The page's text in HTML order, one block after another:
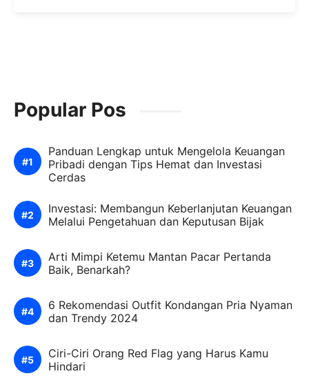
Popular Pos
Panduan Lengkap untuk Mengelola Keuangan
Pribadi dengan Tips Hemat dan Investasi
Cerdas
Investasi: Membangun Keberlanjutan Keuangan
Melalui Pengetahuan dan Keputusan Bijak
Arti Mimpi Ketemu Mantan Pacar Pertanda
Baik, Benarkah?
6 Rekomendasi Outfit Kondangan Pria Nyaman
dan Trendy 2024
Ciri-Ciri Orang Red Flag yang Harus Kamu
Hindari